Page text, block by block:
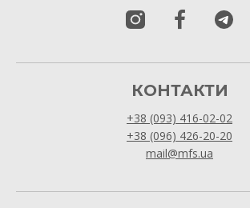
КОНТАКТИ
+38 (093) 416-02-02
+38 (096) 426-20-20
mail@mfs.ua